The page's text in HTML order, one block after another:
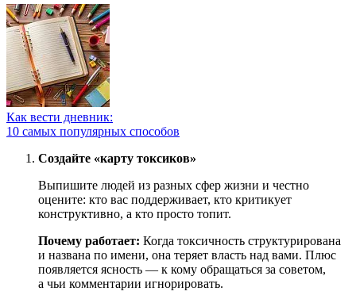
Как вести дневник:
10 самых популярных способов
Создайте «карту токсиков»
Выпишите людей из разных сфер жизни и честно
оцените: кто вас поддерживает, кто критикует
конструктивно, а кто просто топит.
Почему работает: Когда токсичность структурирована
и названа по имени, она теряет власть над вами. Плюс
появляется ясность — к кому обращаться за советом,
а чьи комментарии игнорировать.